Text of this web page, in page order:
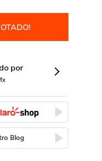
por
Blog